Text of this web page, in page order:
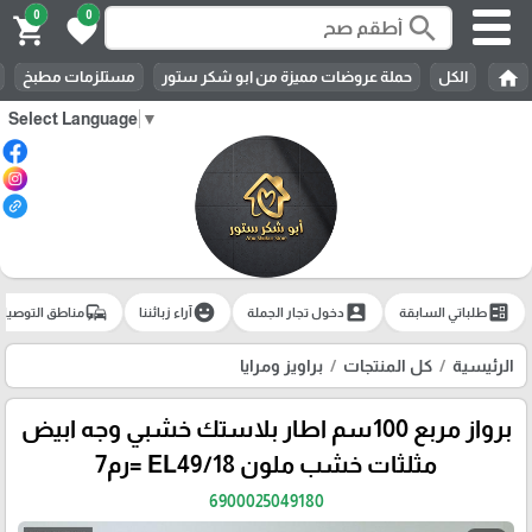
Select Language ▼
search
0
favorite
0
shopping_cart
home الكل حملة عروضات مميزة من ابو شكر ستور مستلزمات مطبخ
ballotطلباتي السابقة account_boxدخول تجار الجملة emoji_emotionsآراء زبائننا commuteمناطق
الرئيسية كل المنتجات براويز ومرايا
برواز مربع 100سم اطار بلاستك خشبي وجه ابيض
مثلثات خشب ملون EL49/18 =رم7
6900025049180